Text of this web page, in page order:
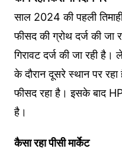
साल 2024 की पहली
फीसद की ग्रोथ दर्ज की जा
गिरावट दर्ज की जा रही है।
के दौरान दूसरे स्थान पर
फीसद रहा है। इसके बाद
है।
कैसा रहा पीसी मार्केट